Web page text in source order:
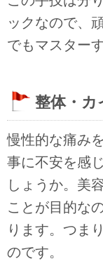
ックなので、
でもマスター
整体・カ
慢性的な痛み
事に不安を感
しょうか。美
ことが目的な
ります。つま
のです。